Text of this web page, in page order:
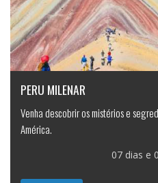
PERU MILENAR
Venha descobrir os mistérios e
América.
07 dias e